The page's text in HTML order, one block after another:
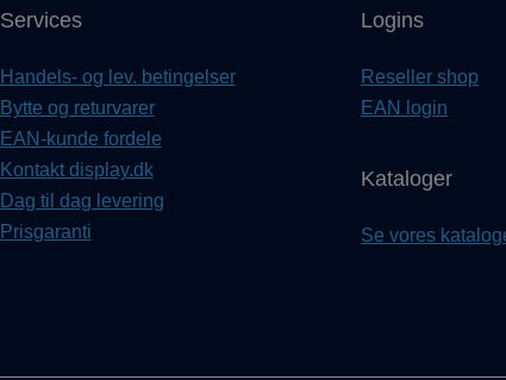
Services
Handels- og lev. betingelser
Bytte og returvarer
EAN-kunde fordele
Kontakt display.dk
Dag til dag levering
Prisgaranti
Logins
Reseller shop
EAN login
Kataloger
Se vores